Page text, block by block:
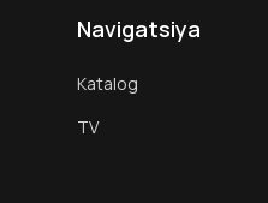
Navigatsiya
Katalog
TV